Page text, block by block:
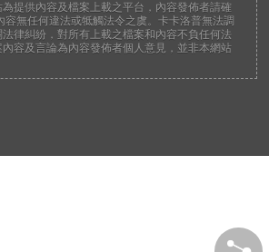
提供內容及檔案上載之平台，內容發佈者請確
容無任何違法或牴觸法令之虞。卡卡洛普無法調
律糾紛，對所有上載之檔案和內容不負任何法
容及言論為內容發佈者個人意見，並非本網站